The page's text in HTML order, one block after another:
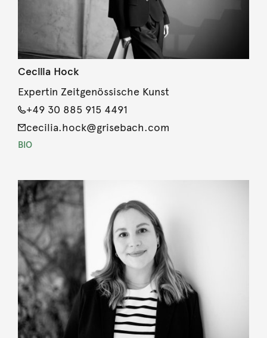
Cecilia Hock
Expertin Zeitgenössische Kunst
+49 30 885 915 4491
cecilia.hock@grisebach.com
BIO